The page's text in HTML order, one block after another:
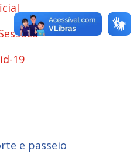
19
e passeio